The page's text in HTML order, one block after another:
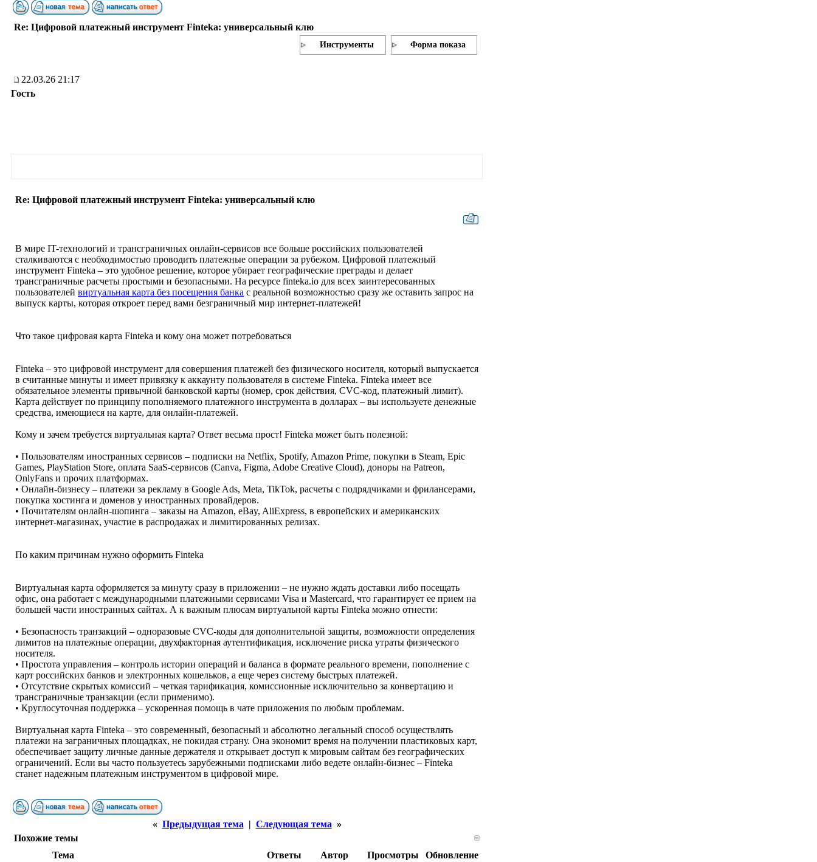
Re: Цифровой платежный инструмент Finteka: универсальный клю
Инструменты Форма показа
22.03.26 21:17
Гость
Re: Цифровой платежный инструмент Finteka: универсальный клю
В мире IT-технологий и трансграничных онлайн-сервисов все больше российских пользователей
сталкиваются с необходимостью проводить платежные операции за рубежом. Цифровой платежный
инструмент Finteka – это удобное решение, которое убирает географические преграды и делает
трансграничные расчеты простыми и безопасными. На ресурсе finteka.io для всех заинтересованных
пользователей виртуальная карта без посещения банка с реальной возможностью сразу же оставить запрос на
выпуск карты, которая откроет перед вами безграничный мир интернет-платежей!
Что такое цифровая карта Finteka и кому она может потребоваться
Finteka – это цифровой инструмент для совершения платежей без физического носителя, который выпускается
в считанные минуты и имеет привязку к аккаунту пользователя в системе Finteka. Finteka имеет все
обязательное элементы привычной банковской карты (номер, срок действия, CVC-код, платежный лимит).
Карта действует по принципу пополняемого платежного инструмента в долларах – вы используете денежные
средства, имеющиеся на карте, для онлайн-платежей.
Кому и зачем требуется виртуальная карта? Ответ весьма прост! Finteka может быть полезной:
• Пользователям иностранных сервисов – подписки на Netflix, Spotify, Amazon Prime, покупки в Steam, Epic
Games, PlayStation Store, оплата SaaS-сервисов (Canva, Figma, Adobe Creative Cloud), доноры на Patreon,
OnlyFans и прочих платформах.
• Онлайн-бизнесу – платежи за рекламу в Google Ads, Meta, TikTok, расчеты с подрядчиками и фрилансерами,
покупка хостинга и доменов у иностранных провайдеров.
• Почитателям онлайн-шопинга – заказы на Amazon, eBay, AliExpress, в европейских и американских
интернет-магазинах, участие в распродажах и лимитированных релизах.
По каким причинам нужно оформить Finteka
Виртуальная карта оформляется за минуту сразу в приложении – не нужно ждать доставки либо посещать
офис, она работает с международными платежными сервисами Visa и Mastercard, что гарантирует ее прием на
большей части иностранных сайтах. А к важным плюсам виртуальной карты Finteka можно отнести:
• Безопасность транзакций – одноразовые CVC-коды для дополнительной защиты, возможности определения
лимитов на платежные операции, двухфакторная аутентификация, исключение риска утраты физического
носителя.
• Простота управления – контроль истории операций и баланса в формате реального времени, пополнение с
карт российских банков и электронных кошельков, а еще через систему быстрых платежей.
• Отсутствие скрытых комиссий – четкая тарификация, комиссионные исключительно за конвертацию и
трансграничные транзакции (если применимо).
• Круглосуточная поддержка – ускоренная помощь в чате приложения по любым проблемам.
Виртуальная карта Finteka – это современный, безопасный и абсолютно легальный способ осуществлять
платежи на заграничных площадках, не покидая страну. Она экономит время на получении пластиковых карт,
обеспечивает защиту личные данные держателя и открывает доступ к мировым сайтам без географических
ограничений. Если вы часто пользуетесь зарубежными подписками либо ведете онлайн-бизнес – Finteka
станет надежным платежным инструментом в цифровой мире.
« Предыдущая тема | Следующая тема »
Похожие темы
Тема
Ответы Автор Просмотры Обновление